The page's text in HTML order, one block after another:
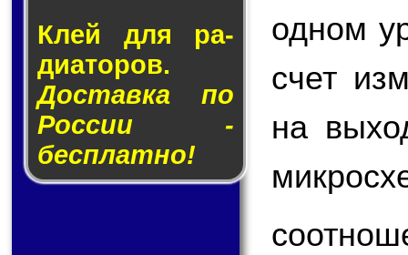
Клей для ра­
ди­а­то­ров.
Доставка по
России -
бесплатно!
одном
счет
на